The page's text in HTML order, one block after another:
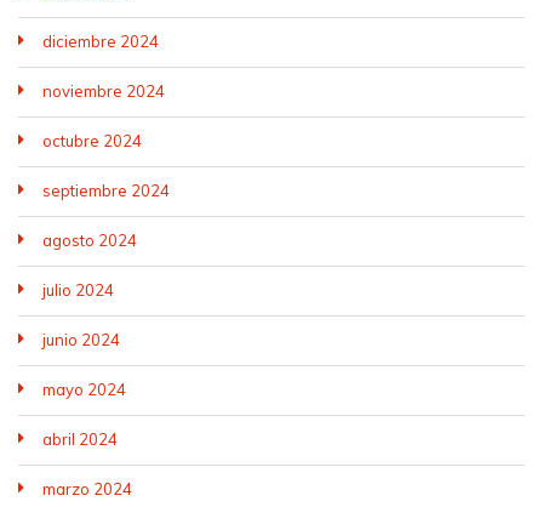
diciembre 2024
noviembre 2024
octubre 2024
septiembre 2024
agosto 2024
julio 2024
junio 2024
mayo 2024
abril 2024
marzo 2024